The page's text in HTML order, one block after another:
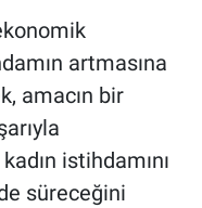
artmasına
amacın bir
istihdamını
süreceğini